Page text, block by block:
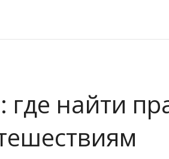
где найти